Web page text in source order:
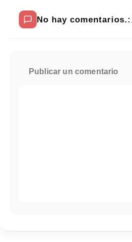
No hay comentarios.:
Publicar un comentario